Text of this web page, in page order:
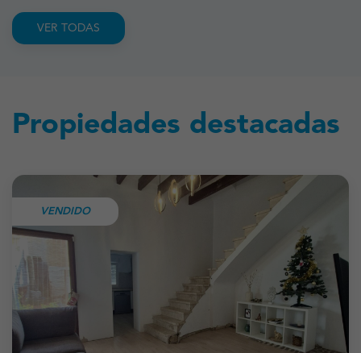
VER TODAS
Propiedades destacadas
VENDIDO